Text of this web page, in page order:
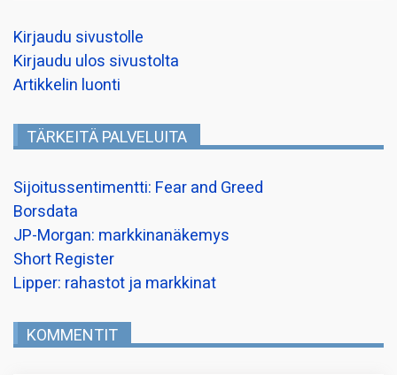
Kirjaudu sivustolle
Kirjaudu ulos sivustolta
Artikkelin luonti
TÄRKEITÄ PALVELUITA
Sijoitussentimentti: Fear and Greed
Borsdata
JP-Morgan: markkinanäkemys
Short Register
Lipper: rahastot ja markkinat
KOMMENTIT